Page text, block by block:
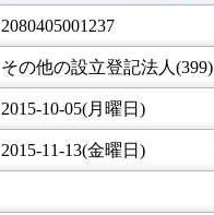
2080405001237
その他の設立登記法人(399)
2015-10-05(月曜日)
2015-11-13(金曜日)